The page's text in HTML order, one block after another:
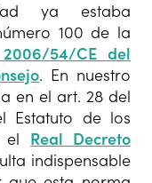
ya estaba
100 de la
54/CE del
. En nuestro
en el art. 28 del
Estatuto de los
el Real Decreto
indispensable